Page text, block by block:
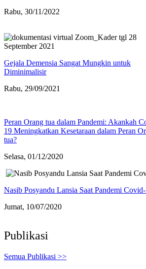
Rabu, 30/11/2022
Gejala Demensia Sangat Mungkin untuk
Diminimalisir
Rabu, 29/09/2021
Peran Orang tua dalam Pandemi: Akankah
19 Meningkatkan Kesetaraan dalam Peran
tua?
Selasa, 01/12/2020
Nasib Posyandu Lansia Saat Pandemi
Jumat, 10/07/2020
Publikasi
Semua Publikasi >>